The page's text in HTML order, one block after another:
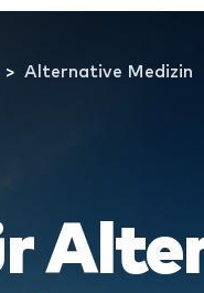
Alternative Medizin